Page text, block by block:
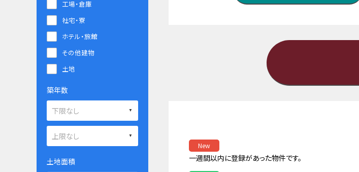
New
一週間以内に登録があった物件です。
工場・倉庫
社宅・寮
ホテル・旅館
その他建物
土地
築年数
土地面積